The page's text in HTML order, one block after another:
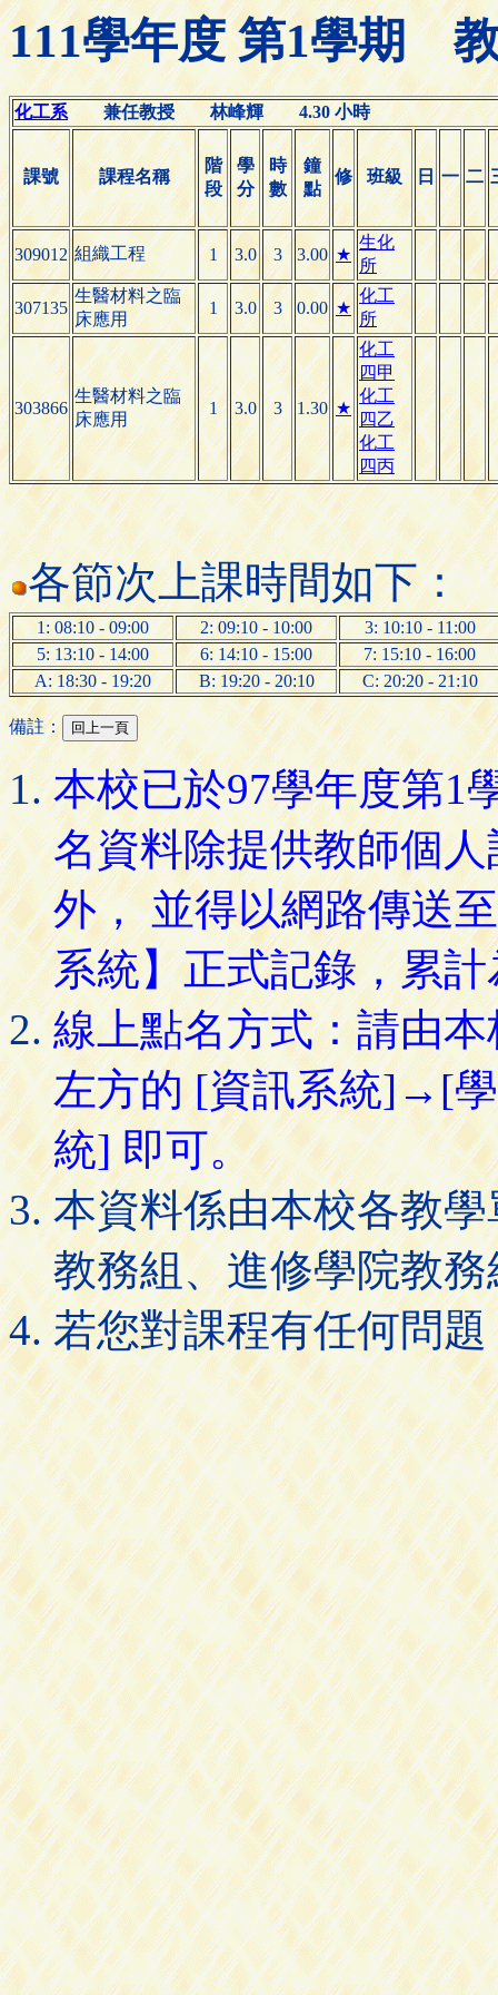
111學年度 第1學期
化工系兼任教授 林峰輝 4.30 小時
課號 課程名稱
階
段
學
分
時
數
鐘
點
修 班級 日 一 二
309012 組織工程 1 3.0 3 3.00 ★
生化
所
307135
生醫材料之臨
床應用
1 3.0 3 0.00 ★
化工
所
303866
生醫材料之臨
床應用
1 3.0 3 1.30 ★
化工
四甲
化工
四乙
化工
四丙
各節次上課時間如下：
1: 08:10 - 09:00 2: 09:10 - 10:00
3: 10:10 - 11:00
5: 13:10 - 14:00
6: 14:10 - 15:00
7: 15:10 - 16:00
A: 18:30 - 19:20
B: 19:20 - 20:10 C: 20:20 - 21:10
備註：
本校已於97學年度第1
名資料除提供教師個
外， 並得以網路傳送
系統】正式記錄，累
線上點名方式：請由
左方的 [資訊系統]→[
統] 即可。
本資料係由本校各教
教務組、進修學院教
若您對課程有任何問